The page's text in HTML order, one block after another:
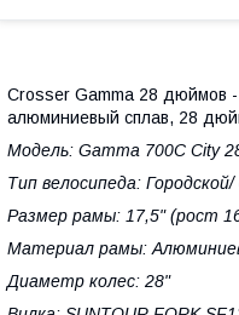
Crosser Gamma 28 дюймов
алюминиевый сплав, 28
Модель: Gamma 700С City
Тип велосипеда:
Размер рамы: 17,5" (рост
Материал рамы:
Диаметр колес: 28"